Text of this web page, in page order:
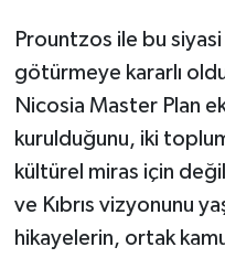
Prountzos ile bu
götürmeye kararlı
Nicosia Master Plan
kurulduğunu, iki
kültürel miras için
ve Kıbrıs vizyonunu
hikayelerin, ortak